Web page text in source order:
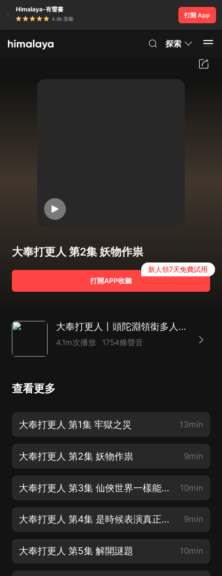
Himalaya-有聲書
4.8k 安裝
打開 App
探索
大奉打更人 第2集 妖物作祟
打開APP收聽
新人領7天免費試用
大奉打更人丨頭陀淵領銜多人有聲劇|暢聽全集|王鶴棣、田曦薇主演影視劇原著|賣報小郎君
4.1m次播放 1754條聲音
查看更多
大奉打更人 第1集 牢獄之災 13min
大奉打更人 第2集 妖物作祟 9min
大奉打更人 第3集 仙俠世界一樣能推理 10min
大奉打更人 第4集 是時候表演真正的技術了 9min
大奉打更人 第5集 解開謎題 10min